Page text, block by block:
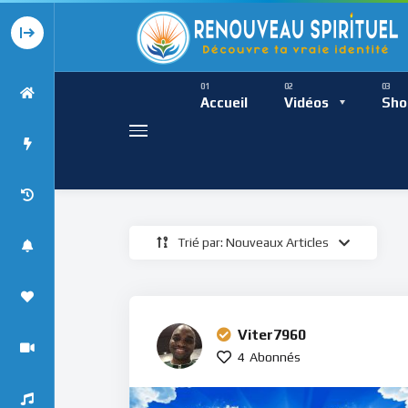
Accueil Vidéos
Présence
Présence
Trié par: Nouveaux Articles
Viter7960
4 Abonnés